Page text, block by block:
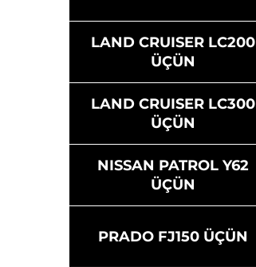
LAND CRUISER LC200
ÜÇÜN
LAND CRUISER LC300
ÜÇÜN
NISSAN PATROL Y62
ÜÇÜN
PRADO FJ150 ÜÇÜN